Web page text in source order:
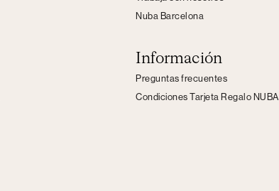
Nuba Barcelona
Información
Preguntas frecuentes
Condiciones Tarjeta Regalo NUBA